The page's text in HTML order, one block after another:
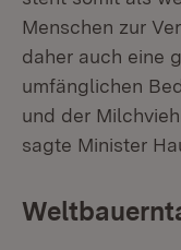
Menschen zur
daher auch eine
umfänglichen
und der
sagte Minister